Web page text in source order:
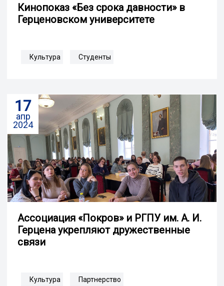
Кинопоказ «Без срока давности» в
Герценовском университете
Культура Студенты
17
апр
2024
Ассоциация «Покров» и РГПУ им. А. И.
Герцена укрепляют дружественные
связи
Культура Партнерство